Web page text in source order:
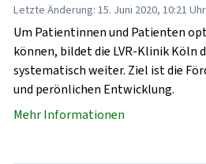
Letzte Änderung: 15. Juni 2020, 10:21 Uhr
Um Patientinnen und Patienten
können, bildet die LVR-Klinik Köln
systematisch weiter. Ziel ist die
und perönlichen Entwicklung.
Mehr Informationen